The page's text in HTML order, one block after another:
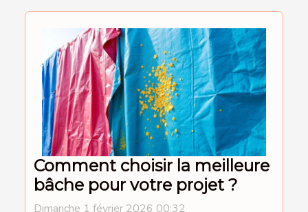
Comment choisir la meilleure
bâche pour votre projet ?
Dimanche 1 février 2026 00:32